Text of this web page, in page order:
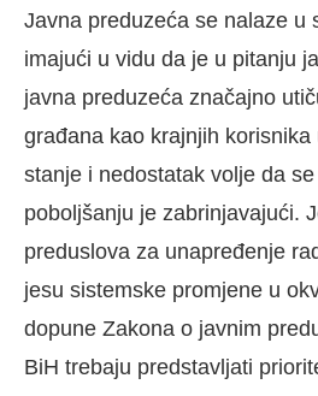
Javna preduzeća se nalaze u
imajući u vidu da je u pitanju
javna preduzeća značajno
građana kao krajnjih
stanje i nedostatak volje da
poboljšanju je zabrinjavajući.
preduslova za unapređenje
jesu sistemske promjene u
dopune Zakona o javnim
BiH trebaju predstavljati